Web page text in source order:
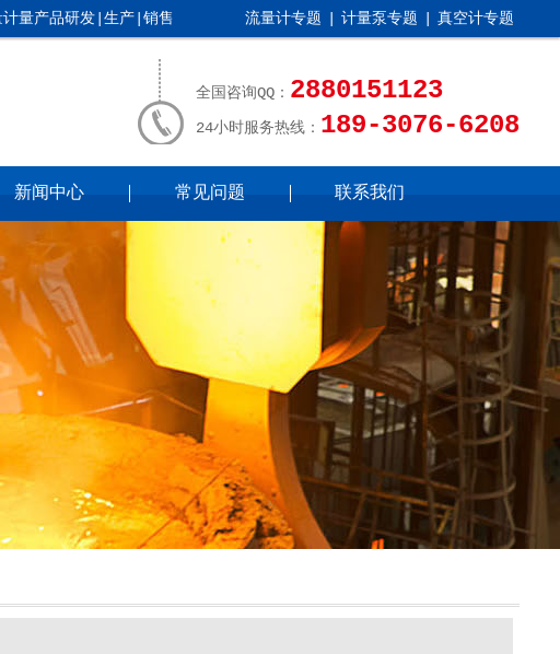
计量产品研发|生产|销售 流量计专题 计量泵专题 真空计专题
全国咨询QQ： 2880151123
24小时服务热线： 189-3076-6208
新闻中心 常见问题 联系我们